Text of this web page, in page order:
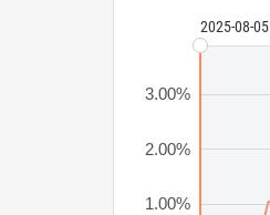
2025-08-05
1.00%
2.00%
3.00%